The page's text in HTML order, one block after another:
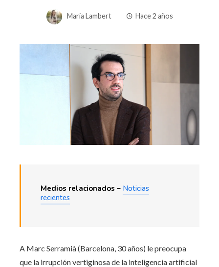
Maria Lambert Hace 2 años
Medios relacionados – Noticias
recientes
A Marc Serramià (Barcelona, ​​30 años) le preocupa
que la irrupción vertiginosa de la inteligencia artificial